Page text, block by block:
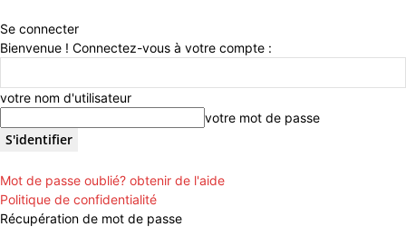
Se connecter
Bienvenue ! Connectez-vous à votre compte :
votre nom d'utilisateur
votre mot de passe
Mot de passe oublié? obtenir de l'aide
Politique de confidentialité
Récupération de mot de passe